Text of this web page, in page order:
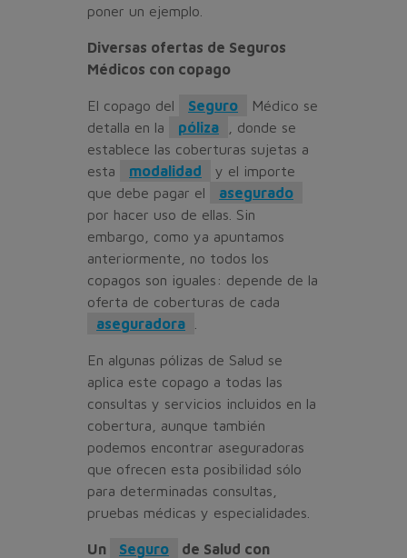
poner un ejemplo.
Diversas ofertas de Seguros
Médicos con copago
El copago del Seguro
Médico se
detalla en la
póliza
, donde se
establece las coberturas sujetas a
esta
modalidad
y el importe
que debe pagar el
asegurado
por hacer uso de ellas. Sin
embargo, como ya apuntamos
anteriormente, no todos los
copagos son iguales: depende de la
oferta de coberturas de cada
aseguradora
En algunas pólizas de Salud se
aplica este copago a todas las
consultas y servicios incluidos en la
cobertura, aunque también
podemos encontrar aseguradoras
que ofrecen esta posibilidad sólo
para determinadas consultas,
pruebas médicas y especialidades.
Un Seguro
de Salud con